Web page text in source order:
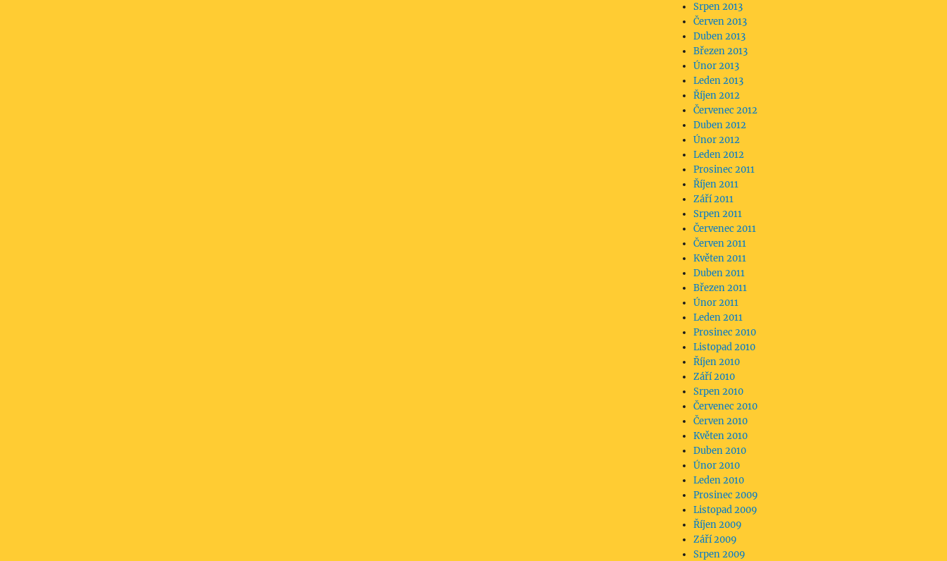
Srpen 2013
Červen 2013
Duben 2013
Březen 2013
Únor 2013
Leden 2013
Říjen 2012
Červenec 2012
Duben 2012
Únor 2012
Leden 2012
Prosinec 2011
Říjen 2011
Září 2011
Srpen 2011
Červenec 2011
Červen 2011
Květen 2011
Duben 2011
Březen 2011
Únor 2011
Leden 2011
Prosinec 2010
Listopad 2010
Říjen 2010
Září 2010
Srpen 2010
Červenec 2010
Červen 2010
Květen 2010
Duben 2010
Únor 2010
Leden 2010
Prosinec 2009
Listopad 2009
Říjen 2009
Září 2009
Srpen 2009